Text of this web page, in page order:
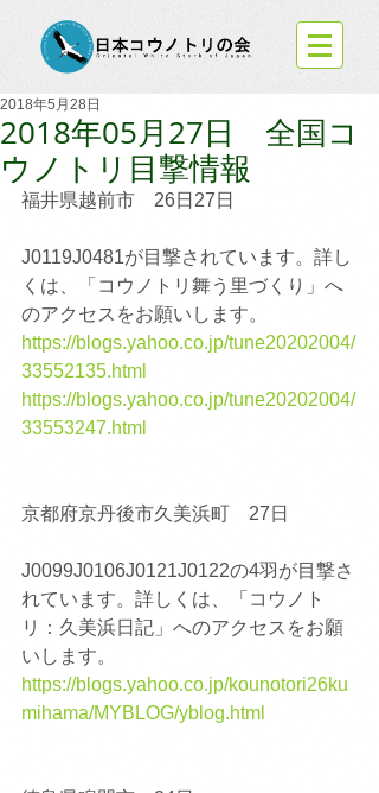
2018年05月27日 全国コ
ウノトリ目撃情報
2018年5月28日
福井県越前市　26日27日
J0119J0481が目撃されています。詳し
くは、「コウノトリ舞う里づくり」へ
のアクセスをお願いします。
https://blogs.yahoo.co.jp/tune20202004/
33552135.html
https://blogs.yahoo.co.jp/tune20202004/
33553247.html
京都府京丹後市久美浜町　27日
J0099J0106J0121J0122の4羽が目撃さ
れています。詳しくは、「コウノト
リ：久美浜日記」へのアクセスをお願
いします。
https://blogs.yahoo.co.jp/kounotori26ku
mihama/MYBLOG/yblog.html